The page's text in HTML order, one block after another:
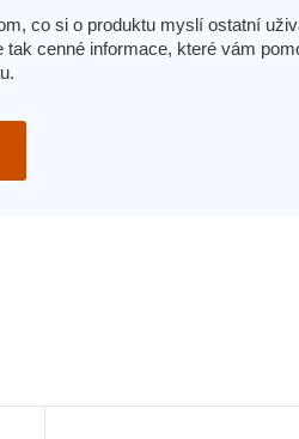
co si o produktu myslí ostatní
cenné informace, které vám